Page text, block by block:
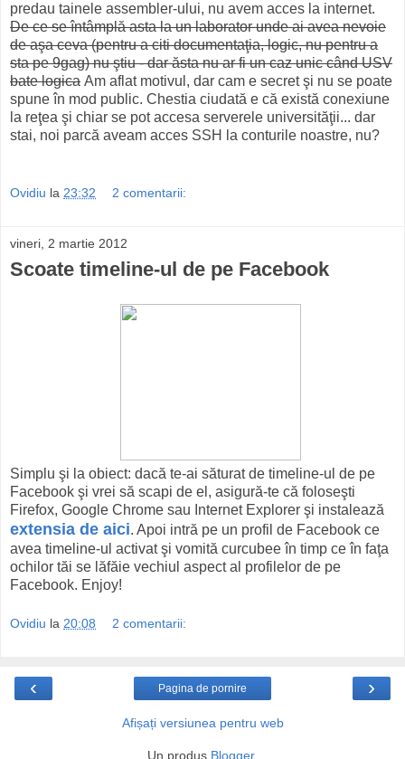
predau tainele assembler-ului, nu avem acces la internet.
De ce se întâmplă asta la un laborator unde ai avea nevoie
de aşa ceva (pentru a citi documentaţia, logic, nu pentru a
sta pe 9gag) nu ştiu - dar ăsta nu ar fi un caz unic când USV
bate logica Am aflat motivul, dar cam e secret şi nu se poate
spune în mod public. Chestia ciudată e că există conexiune
la reţea şi chiar se pot accesa serverele universităţii... dar
stai, noi parcă aveam acces SSH la conturile noastre, nu?
Ovidiu la 23:32 2 comentarii:
vineri, 2 martie 2012
Scoate timeline-ul de pe Facebook
Simplu şi la obiect: dacă te-ai săturat de timeline-ul de pe
Facebook şi vrei să scapi de el, asigură-te că foloseşti
Firefox, Google Chrome sau Internet Explorer şi instalează
extensia de aici. Apoi intră pe un profil de Facebook ce
avea timeline-ul activat şi vomită curcubee în timp ce în faţa
ochilor tăi se lăfăie vechiul aspect al profilelor de pe
Facebook. Enjoy!
Ovidiu la 20:08 2 comentarii:
‹ ›
Pagina de pornire
Afișați versiunea pentru web
Un produs Blogger.